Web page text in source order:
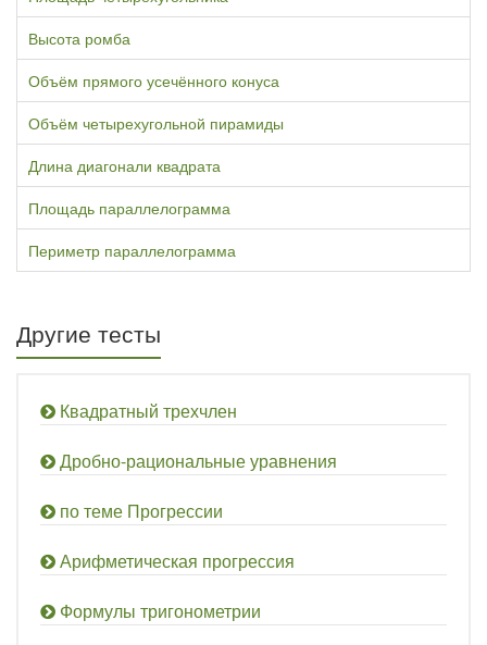
Высота ромба
Объём прямого усечённого конуса
Объём четырехугольной пирамиды
Длина диагонали квадрата
Площадь параллелограмма
Периметр параллелограмма
Другие тесты
Квадратный трехчлен
Дробно-рациональные уравнения
по теме Прогрессии
Арифметическая прогрессия
Формулы тригонометрии